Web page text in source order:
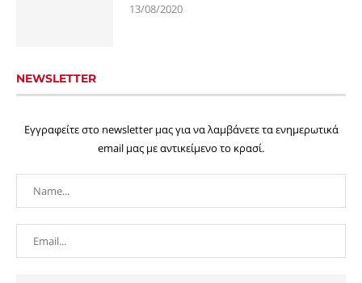
13/08/2020
NEWSLETTER
Εγγραφείτε στο newsletter μας για να λαμβάνετε τα ενημερωτικά
email μας με αντικείμενο το κρασί.